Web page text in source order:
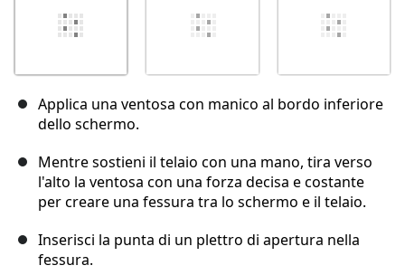
Applica una ventosa con manico al bordo inferiore
dello schermo.
Mentre sostieni il telaio con una mano, tira verso
l'alto la ventosa con una forza decisa e costante
per creare una fessura tra lo schermo e il telaio.
Inserisci la punta di un plettro di apertura nella
fessura.